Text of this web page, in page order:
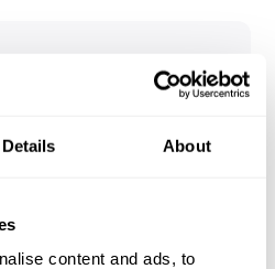
Details About
content and ads, to